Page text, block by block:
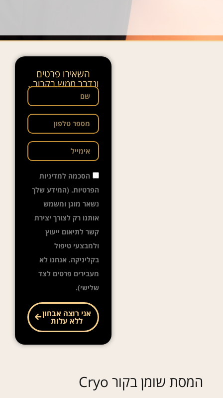
השאירו פרטים
ונדבר ממש בקרוב..
הסכמה למדיניות
הפרטיות. (המידע שלך
נשאר מוגן ומשמש
אותנו רק לצורך יצירת
קשר לתיאום ייעוץ
ולמבצעי טיפול
בקליניקה. אנחנו לא
מעבירים פרטים לצד
שלישי).
אני רוצה אבחון
ללא עלות
המסת שומן בקור Cryo